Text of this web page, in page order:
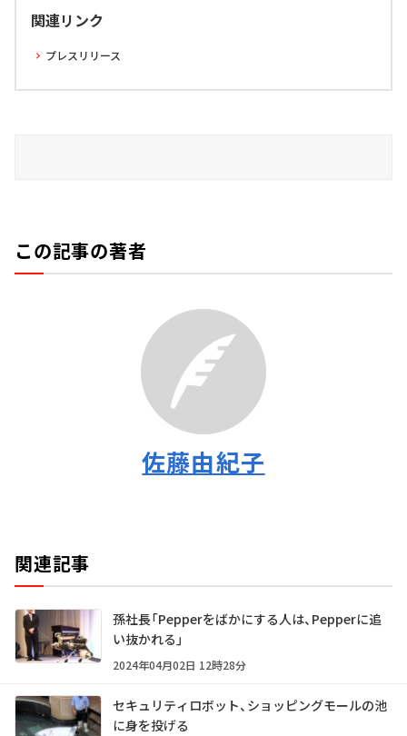
関連リンク
プレスリリース
この記事の著者
佐藤由紀子
関連記事
孫社長「Pepperをばかにする人は、Pepperに追
い抜かれる」
2024年04月02日 12時28分
セキュリティロボット、ショッピングモールの池
に身を投げる